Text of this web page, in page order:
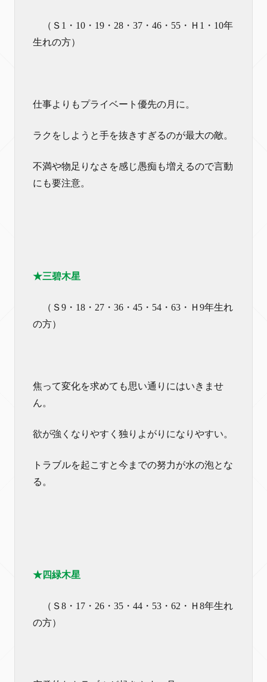
（Ｓ1・10・19・28・37・46・55・Ｈ1・10年
生れの方）
仕事よりもプライベート優先の月に。
ラクをしようと手を抜きすぎるのが最大の敵。
不満や物足りなさを感じ愚痴も増えるので言動
にも要注意。
★三碧木星
（Ｓ9・18・27・36・45・54・63・Ｈ9年生れ
の方）
焦って変化を求めても思い通りにはいきませ
ん。
欲が強くなりやすく独りよがりになりやすい。
トラブルを起こすと今までの努力が水の泡とな
る。
★四緑木星
（Ｓ8・17・26・35・44・53・62・Ｈ8年生れ
の方）